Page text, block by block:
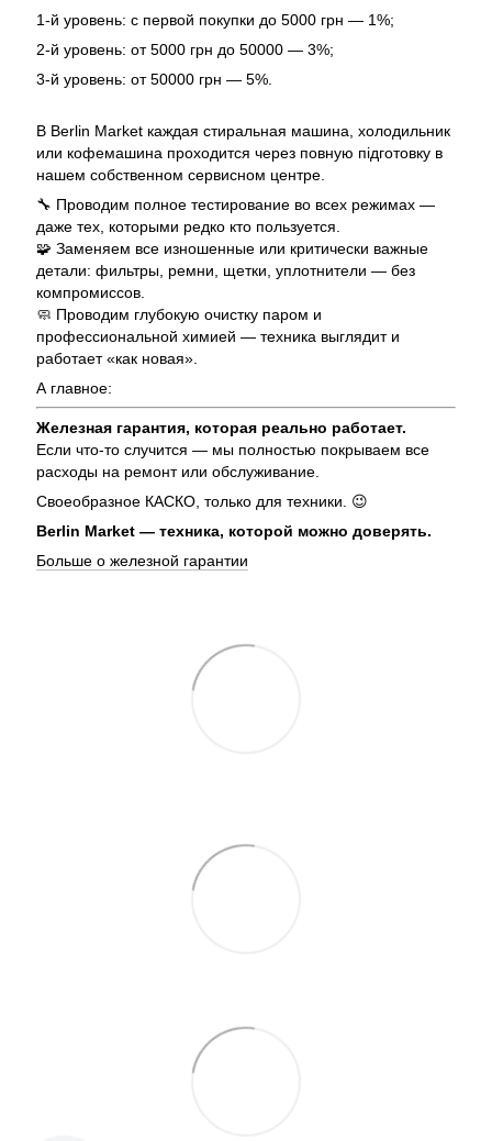
1-й уровень: с первой покупки до 5000 грн — 1%;
2-й уровень: от 5000 грн до 50000 — 3%;
3-й уровень: от 50000 грн — 5%.
В Berlin Market каждая стиральная машина, холодильник
или кофемашина проходится через повную підготовку в
нашем собственном сервисном центре.
🔧 Проводим полное тестирование во всех режимах —
даже тех, которыми редко кто пользуется.
🧩 Заменяем все изношенные или критически важные
детали: фильтры, ремни, щетки, уплотнители — без
компромиссов.
🧼 Проводим глубокую очистку паром и
профессиональной химией — техника выглядит и
работает «как новая».
А главное:
Железная гарантия, которая реально работает.
Если что-то случится — мы полностью покрываем все
расходы на ремонт или обслуживание.
Своеобразное КАСКО, только для техники. 😉
Berlin Market — техника, которой можно доверять.
Больше о железной гарантии